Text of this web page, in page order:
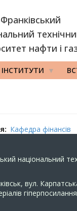
нафти і
ІНСТИТУТИ
Кафедра фінансів
національний
вул.